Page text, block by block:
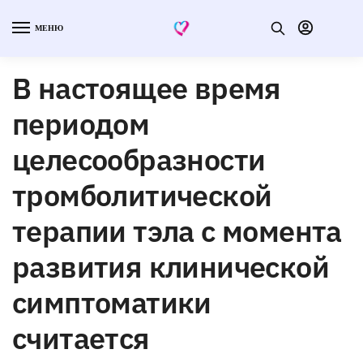
МЕНЮ
В настоящее время
периодом
целесообразности
тромболитической
терапии тэла с момента
развития клинической
симптоматики
считается